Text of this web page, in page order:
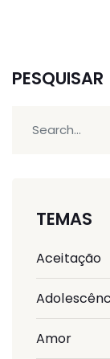
PESQUISAR
TEMAS
Aceitação
Amor